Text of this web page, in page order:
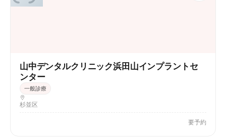
山中デンタルクリニック浜田山インプラントセ
ンター
一般診療
杉並区
要予約